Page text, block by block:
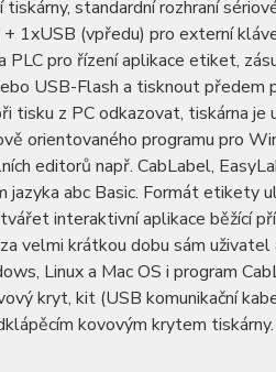
standardní rozhraní
(vpředu) pro externí
pro řízení aplikace etiket,
USB-Flash a tisknout
tisku z PC odkazovat, tiskárna
orientovaného programu pro
editorů např. CabLabel,
jazyka abc Basic. Formát etikety
interaktivní aplikace běžící
velmi krátkou dobu sám
Linux a Mac OS i program
kryt, kit (USB komunikační
kovovým krytem